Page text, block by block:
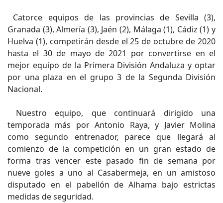
Catorce equipos de las provincias de Sevilla (3),
Granada (3), Almería (3), Jaén (2), Málaga (1), Cádiz (1) y
Huelva (1), competirán desde el 25 de octubre de 2020
hasta el 30 de mayo de 2021 por convertirse en el
mejor equipo de la Primera División Andaluza y optar
por una plaza en el grupo 3 de la Segunda División
Nacional.
Nuestro equipo, que continuará dirigido una
temporada más por Antonio Raya, y Javier Molina
como segundo entrenador, parece que llegará al
comienzo de la competición en un gran estado de
forma tras vencer este pasado fin de semana por
nueve goles a uno al Casabermeja, en un amistoso
disputado en el pabellón de Alhama bajo estrictas
medidas de seguridad.